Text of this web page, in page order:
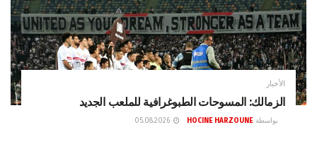
الأخبار
الزمالك: المسوحات الطبوغرافية للملعب الجديد
بواسطة HOCINE HARZOUNE